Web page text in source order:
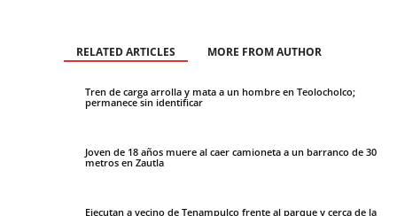
RELATED ARTICLES MORE FROM AUTHOR
Tren de carga arrolla y mata a un hombre en Teolocholco;
permanece sin identificar
Joven de 18 años muere al caer camioneta a un barranco de 30
metros en Zautla
Ejecutan a vecino de Tenampulco frente al parque y cerca de la